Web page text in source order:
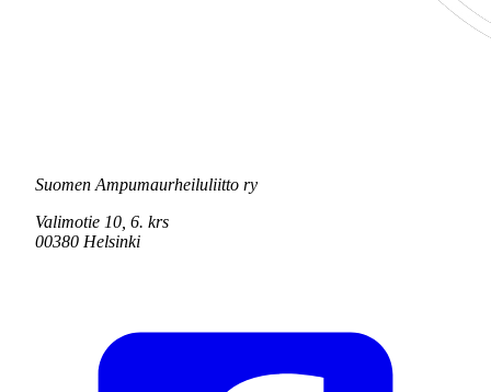
Suomen Ampumaurheiluliitto ry
Valimotie 10, 6. krs
00380 Helsinki